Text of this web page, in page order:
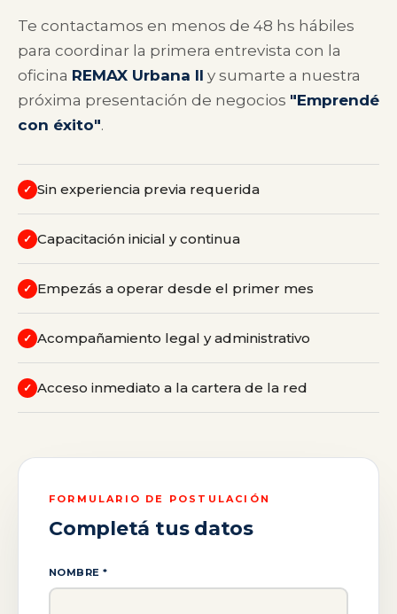
Te contactamos en menos de 48 hs hábiles
para coordinar la primera entrevista con la
oficina REMAX Urbana II y sumarte a nuestra
próxima presentación de negocios "Emprendé
con éxito".
✓ Sin experiencia previa requerida
✓ Capacitación inicial y continua
✓ Empezás a operar desde el primer mes
✓ Acompañamiento legal y administrativo
✓ Acceso inmediato a la cartera de la red
FORMULARIO DE POSTULACIÓN
Completá tus datos
NOMBRE *